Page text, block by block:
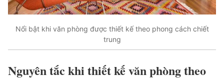
Nổi bật khi văn phòng được thiết kế theo phong cách chiết
trung
Nguyên tắc khi thiết kế văn phòng theo